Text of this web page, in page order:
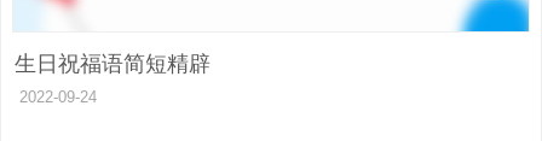
生日祝福语简短精辟
2022-09-24